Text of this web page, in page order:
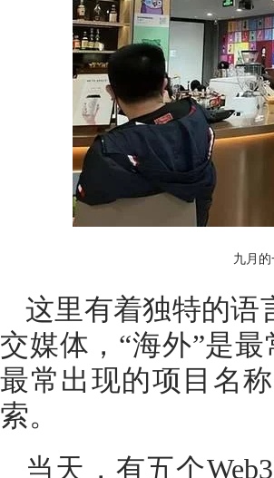
九月
这里有着独特的语
交媒体，“海外”是最
最常出现的项目名
索。
当天，有五个